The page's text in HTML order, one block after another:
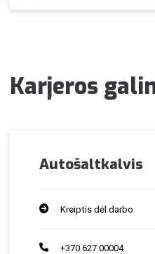
Karjeros
Autošaltkalvis
Kreiptis dėl darbo
+370 627 00004